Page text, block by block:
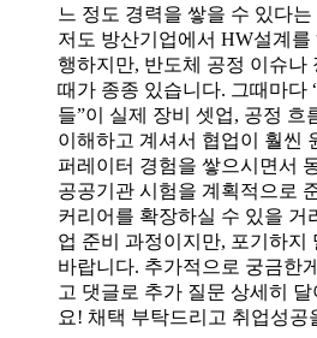
느 정도 경력을 쌓을 수 있다
저도 방산기업에서 HW설계
행하지만, 반도체 공정 이슈나
때가 종종 있습니다. 그때마다
들”이 실제 장비 셋업, 공정 흐
이해하고 계셔서 협업이 훨씬
퍼레이터 경험을 쌓으시면서
공공기관 시험을 계획적으로
커리어를 확장하실 수 있을 거
업 준비 과정이지만, 포기하지
바랍니다. 추가적으로 궁금한
고 댓글로 추가 질문 상세히
요! 채택 부탁드리고 취업성공